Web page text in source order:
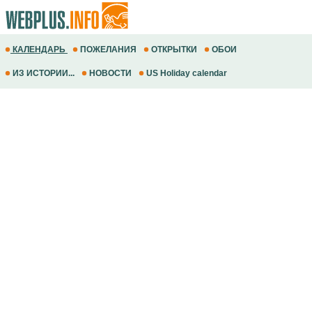
КАЛЕНДАРЬ ПОЖЕЛАНИЯ ОТКРЫТКИ ОБОИ
ИЗ ИСТОРИИ... НОВОСТИ US Holiday calendar